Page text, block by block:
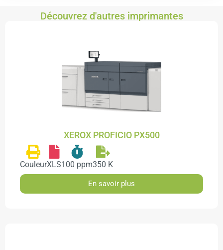
Découvrez d'autres imprimantes
XEROX PROFICIO PX500
CouleurXLS100 ppm350 K
En savoir plus